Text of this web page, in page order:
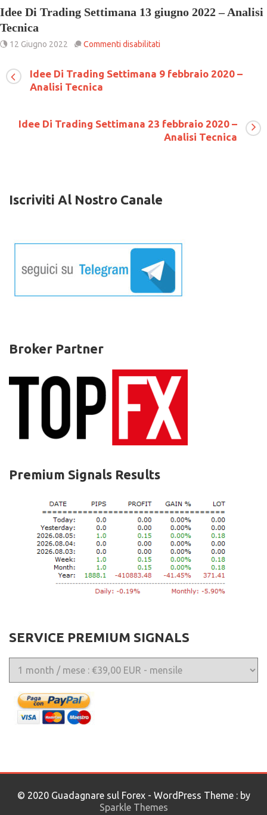
Idee Di Trading Settimana 13 giugno 2022 – Analisi
Tecnica
12 Giugno 2022 Commenti disabilitati
Trading
2022
–
Analisi
Idee Di Trading Settimana 9 febbraio 2020 –
Analisi Tecnica
Idee Di Trading Settimana 23 febbraio 2020 –
Analisi Tecnica
Iscriviti Al Nostro Canale
Broker Partner
Premium Signals Results
SERVICE PREMIUM SIGNALS
© 2020 Guadagnare sul Forex - WordPress Theme : by
Sparkle Themes